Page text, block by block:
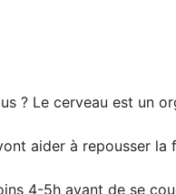
? Le cerveau est un
aider à repousser la
4-5h avant de se